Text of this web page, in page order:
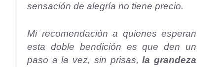
sensación de alegría no tiene precio.
Mi recomendación a quienes esperan
esta doble bendición es que den un
paso a la vez, sin prisas,la grandeza